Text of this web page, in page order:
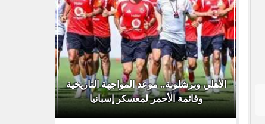
الأهلي وبرشلونة.. موعد المواجهة التاريخية
وقائمة الأحمر لمعسكر إسبانيا